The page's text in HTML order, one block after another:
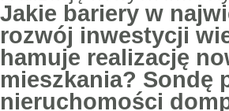
Jakie bariery w
rozwój inwestycji
hamuje realizację
mieszkania? Sondę
nieruchomości